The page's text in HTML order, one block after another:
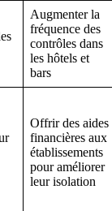
Augmenter la
fréquence des
contrôles dans
les hôtels et
bars
Offrir des aides
financières aux
établissements
pour améliorer
leur isolation